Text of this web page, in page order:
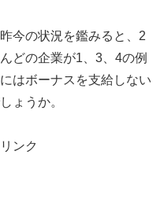
今の状況を鑑みると、2
どの企業が1、3、4の例
はボーナスを支給しない
ょうか。
ンク